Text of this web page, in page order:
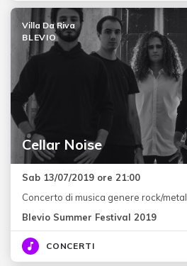
Cellar Noise
Villa Da Riva
BLEVIO
Sab 13/07/2019 ore 21:00
Concerto di musica genere rock/metal.
Blevio Summer Festival 2019
CONCERTI